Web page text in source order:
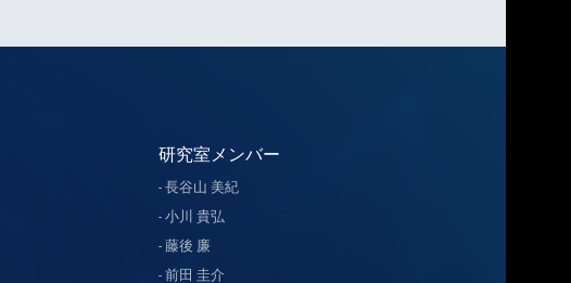
研究室メンバー
長谷山 美紀
小川 貴弘
藤後 廉
前田 圭介